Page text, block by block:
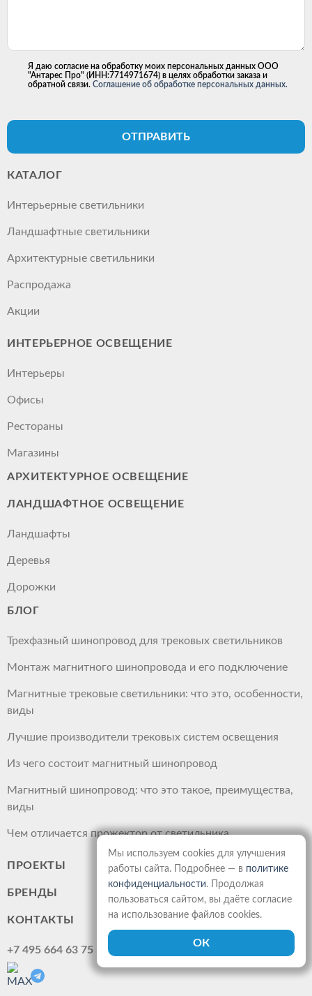
Я даю согласие на обработку моих персональных данных ООО
"Антарес Про" (ИНН:7714971674) в целях обработки заказа и
обратной связи. Соглашение об обработке персональных данных.
ОТПРАВИТЬ
КАТАЛОГ
Интерьерные светильники
Ландшафтные светильники
Архитектурные светильники
Распродажа
Акции
ИНТЕРЬЕРНОЕ ОСВЕЩЕНИЕ
Интерьеры
Офисы
Рестораны
Магазины
АРХИТЕКТУРНОЕ ОСВЕЩЕНИЕ
ЛАНДШАФТНОЕ ОСВЕЩЕНИЕ
Ландшафты
Деревья
Дорожки
БЛОГ
Трехфазный шинопровод для трековых светильников
Монтаж магнитного шинопровода и его подключение
Магнитные трековые светильники: что это, особенности,
виды
Лучшие производители трековых систем освещения
Из чего состоит магнитный шинопровод
Магнитный шинопровод: что это такое, преимущества,
виды
Чем отличается прожектор от светильника
ПРОЕКТЫ
БРЕНДЫ
КОНТАКТЫ
+7 495 664 63 75
Мы используем cookies для улучшения
работы сайта. Подробнее — в политике
конфиденциальности. Продолжая
пользоваться сайтом, вы даёте согласие
на использование файлов cookies.